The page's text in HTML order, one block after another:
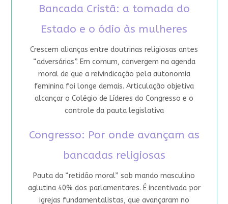
Bancada Cristã: a tomada do
Estado e o ódio às mulheres
Crescem alianças entre doutrinas religiosas antes
“adversárias”. Em comum, convergem na agenda
moral de que a reivindicação pela autonomia
feminina foi longe demais. Articulação objetiva
alcançar o Colégio de Líderes do Congresso e o
controle da pauta legislativa
Congresso: Por onde avançam as
bancadas religiosas
Pauta da “retidão moral” sob mando masculino
aglutina 40% dos parlamentares. É incentivada por
igrejas fundamentalistas, que avançaram no